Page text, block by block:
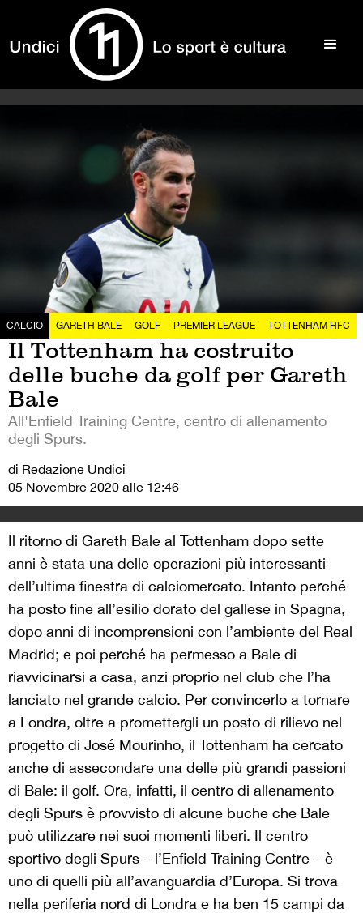
CALCIO GARETH BALE GOLF PREMIER LEAGUE TOTTENHAM HFC
Il Tottenham ha costruito
delle buche da golf per Gareth
Bale
All'Enfield Training Centre, centro di allenamento
degli Spurs.
di Redazione Undici
05 Novembre 2020 alle 12:46
Il ritorno di Gareth Bale al Tottenham dopo sette
anni è stata una delle operazioni più interessanti
dell’ultima finestra di calciomercato. Intanto perché
ha posto fine all’esilio dorato del gallese in Spagna,
dopo anni di incomprensioni con l’ambiente del Real
Madrid; e poi perché ha permesso a Bale di
riavvicinarsi a casa, anzi proprio nel club che l’ha
lanciato nel grande calcio. Per convincerlo a tornare
a Londra, oltre a promettergli un posto di rilievo nel
progetto di José Mourinho, il Tottenham ha cercato
anche di assecondare una delle più grandi passioni
di Bale: il golf. Ora, infatti, il centro di allenamento
degli Spurs è provvisto di alcune buche che Bale
può utilizzare nei suoi momenti liberi. Il centro
sportivo degli Spurs – l’Enfield Training Centre – è
uno di quelli più all’avanguardia d’Europa. Si trova
nella periferia nord di Londra e ha ben 15 campi da